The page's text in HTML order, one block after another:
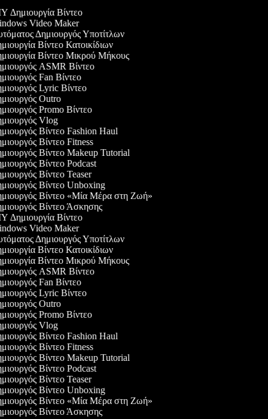
Δημιουργία Βίντεο
Video Maker
Δημιουργός Υποτίτλων
Βίντεο Κατοικίδιων
Βίντεο Μικρού Μήκους
ASMR Βίντεο
Fan Βίντεο
Lyric Βίντεο
Outro
Promo Βίντεο
Vlog
Βίντεο Fashion Haul
Βίντεο Fitness
Βίντεο Makeup Tutorial
Βίντεο Podcast
Βίντεο Teaser
Βίντεο Unboxing
Βίντεο «Μία Μέρα στη Ζωή»
Βίντεο Άσκησης
Δημιουργία Βίντεο
Video Maker
Δημιουργός Υποτίτλων
Βίντεο Κατοικίδιων
Βίντεο Μικρού Μήκους
ASMR Βίντεο
Fan Βίντεο
Lyric Βίντεο
Outro
Promo Βίντεο
Vlog
Βίντεο Fashion Haul
Βίντεο Fitness
Βίντεο Makeup Tutorial
Βίντεο Podcast
Βίντεο Teaser
Βίντεο Unboxing
Βίντεο «Μία Μέρα στη Ζωή»
Βίντεο Άσκησης